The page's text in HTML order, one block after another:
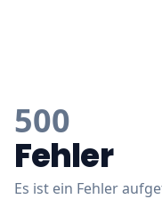
500
Fehler
Es ist ein Fehler